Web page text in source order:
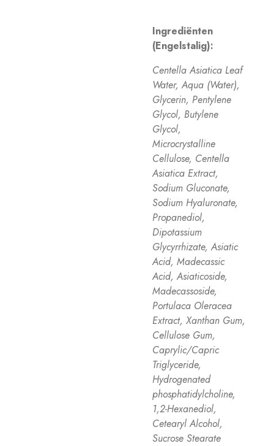
Ingrediënten
(Engelstalig):
Centella Asiatica Leaf
Water, Aqua (Water),
Glycerin, Pentylene
Glycol, Butylene
Glycol,
Microcrystalline
Cellulose, Centella
Asiatica Extract,
Sodium Gluconate,
Sodium Hyaluronate,
Propanediol,
Dipotassium
Glycyrrhizate, Asiatic
Acid, Madecassic
Acid, Asiaticoside,
Madecassoside,
Portulaca Oleracea
Extract, Xanthan Gum,
Cellulose Gum,
Caprylic/Capric
Triglyceride,
Hydrogenated
phosphatidylcholine,
1,2-Hexanediol,
Cetearyl Alcohol,
Sucrose Stearate